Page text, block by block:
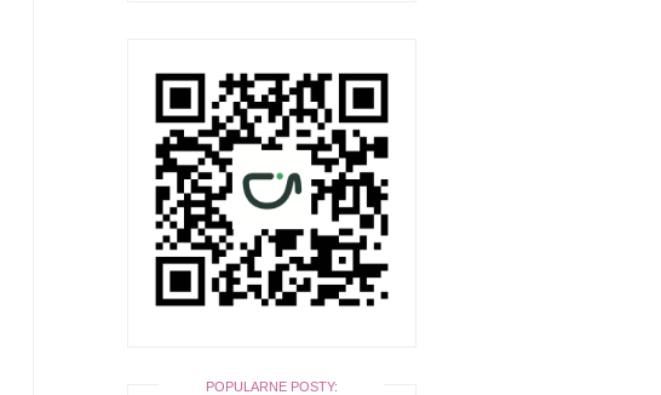
POPULARNE POSTY: